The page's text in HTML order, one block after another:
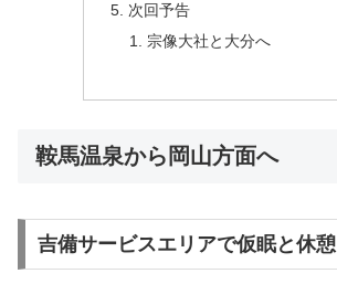
次回予告
宗像大社と大分へ
鞍馬温泉から岡山方面へ
吉備サービスエリアで仮眠と休憩